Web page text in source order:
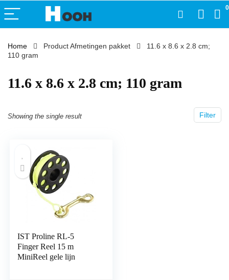
0
Home Product Afmetingen pakket
‎11.6 x 8.6 x 2.8 cm;
110 gram
‎11.6 x 8.6 x 2.8 cm; 110 gram
Filter
Showing the single result
IST Proline RL-5
Finger Reel 15 m
MiniReel gele lijn